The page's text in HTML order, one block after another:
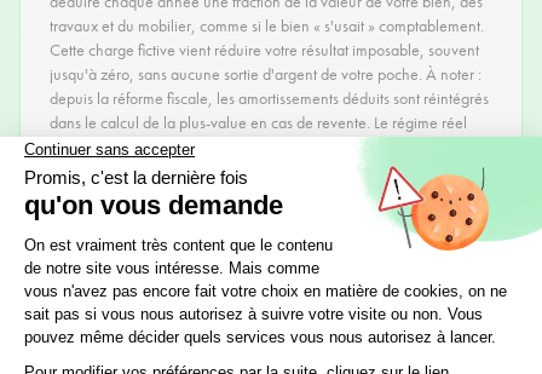
travaux et du mobilier, comme si le bien « s'usait » comptablement.
Cette charge fictive vient réduire votre résultat imposable, souvent
jusqu'à zéro, sans aucune sortie d'argent de votre poche. À noter :
depuis la réforme fiscale, les amortissements déduits sont réintégrés
dans le calcul de la plus-value en cas de revente. Le régime réel
reste néanmoins largement gagnant pendant toute la durée de
détention — nos experts peuvent vous aider à arbitrer selon votre
horizon de détention. Pour approfondir, découvrez l' amortissement
en LMNP et la liste descharges déductibles en location meublée.
Comment passer du micro-BIC au régime réel
?